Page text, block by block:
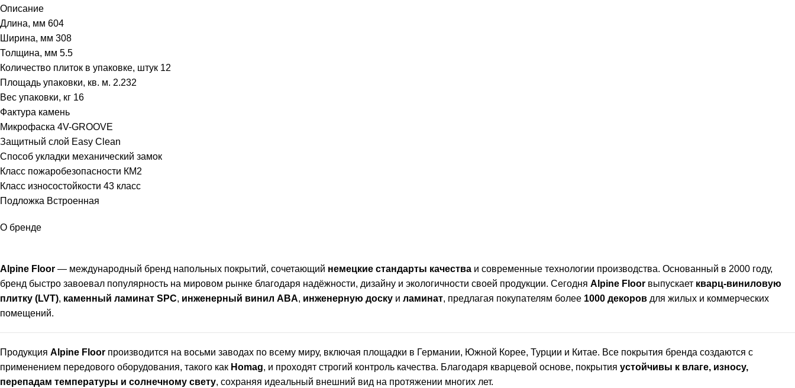
Описание
Длина, мм 604
Ширина, мм 308
Толщина, мм 5.5
Количество плиток в упаковке, штук 12
Площадь упаковки, кв. м. 2.232
Вес упаковки, кг 16
Фактура камень
Микрофаска 4V-GROOVE
Защитный слой Easy Clean
Способ укладки механический замок
Класс пожаробезопасности КМ2
Класс износостойкости 43 класс
Подложка Встроенная
О бренде
Alpine Floor — международный бренд напольных покрытий, сочетающий немецкие стандарты качества и современные технологии производства. Основанный в 2000 году,
бренд быстро завоевал популярность на мировом рынке благодаря надёжности, дизайну и экологичности своей продукции. Сегодня Alpine Floor выпускает кварц-виниловую
плитку (LVT), каменный ламинат SPC, инженерный винил ABA, инженерную доску и ламинат, предлагая покупателям более 1000 декоров для жилых и коммерческих
помещений.
Продукция Alpine Floor производится на восьми заводах по всему миру, включая площадки в Германии, Южной Корее, Турции и Китае. Все покрытия бренда создаются с
применением передового оборудования, такого как Homag, и проходят строгий контроль качества. Благодаря кварцевой основе, покрытия устойчивы к влаге, износу,
перепадам температуры и солнечному свету, сохраняя идеальный внешний вид на протяжении многих лет.